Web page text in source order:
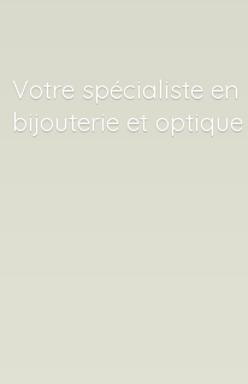
Votre spécialiste en
bijouterie et optique